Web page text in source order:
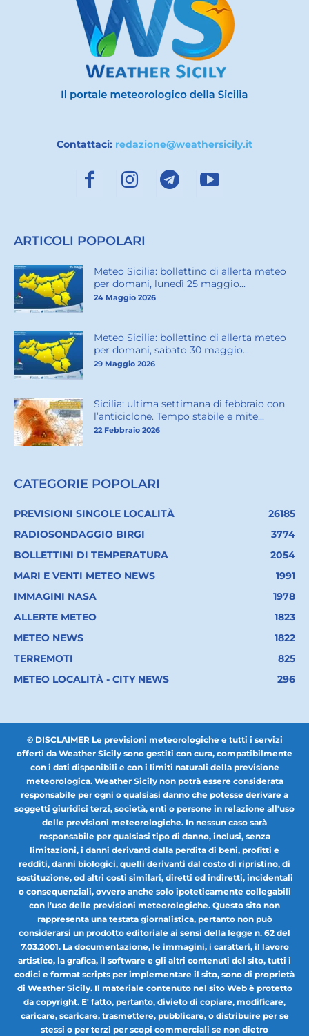
Contattaci: redazione@weathersicily.it
ARTICOLI POPOLARI
Meteo Sicilia: bollettino di allerta meteo
per domani, lunedì 25 maggio...
24 Maggio 2026
Meteo Sicilia: bollettino di allerta meteo
per domani, sabato 30 maggio...
29 Maggio 2026
Sicilia: ultima settimana di febbraio con
l’anticiclone. Tempo stabile e mite...
22 Febbraio 2026
CATEGORIE POPOLARI
PREVISIONI SINGOLE LOCALITÀ
26185
RADIOSONDAGGIO BIRGI
3774
BOLLETTINI DI TEMPERATURA
2054
MARI E VENTI METEO NEWS
1991
IMMAGINI NASA
1978
ALLERTE METEO
1823
METEO NEWS
1822
TERREMOTI
825
METEO LOCALITÀ - CITY NEWS
296
© DISCLAIMER Le previsioni meteorologiche e tutti i servizi
offerti da Weather Sicily sono gestiti con cura, compatibilmente
con i dati disponibili e con i limiti naturali della previsione
meteorologica. Weather Sicily non potrà essere considerata
responsabile per ogni o qualsiasi danno che potesse derivare a
soggetti giuridici terzi, società, enti o persone in relazione all'uso
delle previsioni meteorologiche. In nessun caso sarà
responsabile per qualsiasi tipo di danno, inclusi, senza
limitazioni, i danni derivanti dalla perdita di beni, profitti e
redditi, danni biologici, quelli derivanti dal costo di ripristino, di
sostituzione, od altri costi similari, diretti od indiretti, incidentali
o consequenziali, ovvero anche solo ipoteticamente collegabili
con l’uso delle previsioni meteorologiche. Questo sito non
rappresenta una testata giornalistica, pertanto non può
considerarsi un prodotto editoriale ai sensi della legge n. 62 del
7.03.2001. La documentazione, le immagini, i caratteri, il lavoro
artistico, la grafica, il software e gli altri contenuti del sito, tutti i
codici e format scripts per implementare il sito, sono di proprietà
di Weather Sicily. Il materiale contenuto nel sito Web è protetto
da copyright. E' fatto, pertanto, divieto di copiare, modificare,
caricare, scaricare, trasmettere, pubblicare, o distribuire per se
stessi o per terzi per scopi commerciali se non dietro